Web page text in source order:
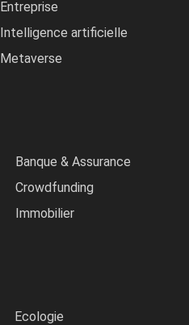
Entreprise
Intelligence artificielle
Metaverse
Banque & Assurance
Crowdfunding
Immobilier
Ecologie